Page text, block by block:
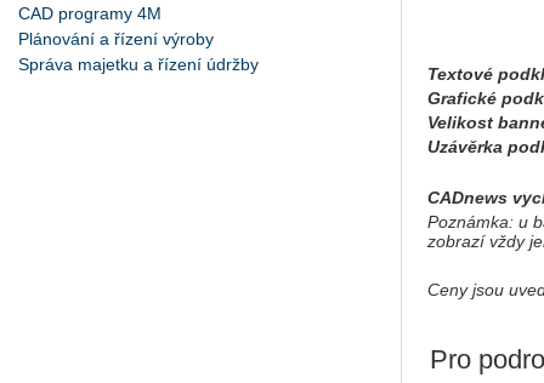
CAD programy 4M
Plánování a řízení výroby
Správa majetku a řízení údržby
Textové
Grafické
Velikost
Uzávěrka
CADnews
Poznámka: u
zobrazí vždy
Ceny jsou
Pro